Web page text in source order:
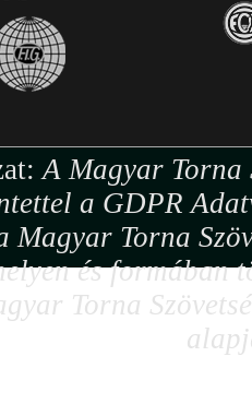
A Magyar Torna
a GDPR
Magyar Torna
és formában
Torna